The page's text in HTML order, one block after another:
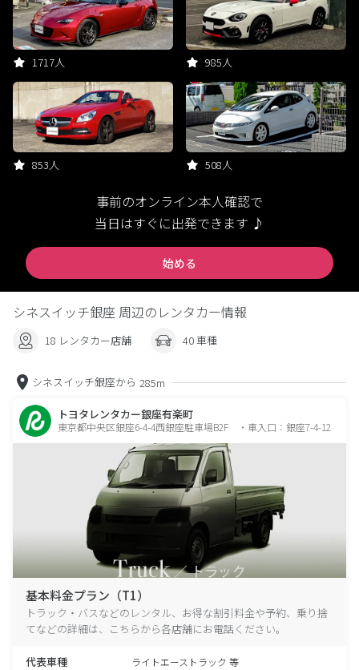
1717人 985人
853人 508人
事前のオンライン本人確認で
当日はすぐに出発できます ♪
始める
シネスイッチ銀座 周辺のレンタカー情報
18 レンタカー店舗 40 車種
シネスイッチ銀座から 285m
トヨタレンタカー銀座有楽町
東京都中央区銀座6-4-4西銀座駐車場B2F ・車入口：銀座7-4-12
基本料金プラン（T1）
トラック・バスなどのレンタル、お得な割引料金や予約、乗り捨
てなどの詳細は、こちらから各店舗にお電話ください。
代表車種 ライトエーストラック 等